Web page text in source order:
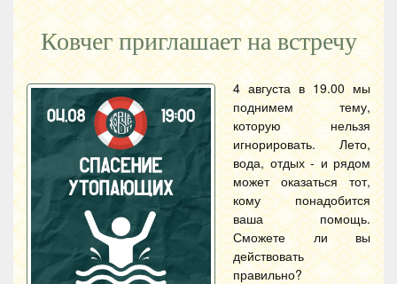
Ковчег приглашает на встречу
4 августа в 19.00 мы
поднимем тему,
которую нельзя
игнорировать. Лето,
вода, отдых - и рядом
может оказаться тот,
кому понадобится
ваша помощь.
Сможете ли вы
действовать
правильно?